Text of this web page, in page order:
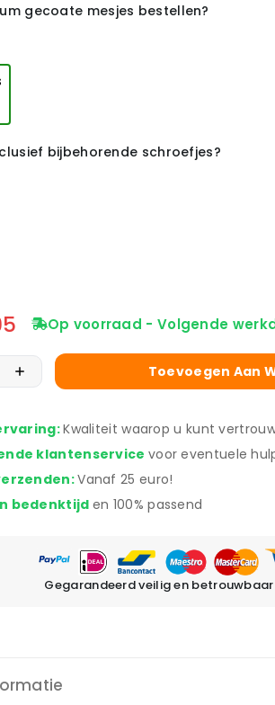
gecoate mesjes bestellen?
bijbehorende schroefjes?
Op voorraad - Volgende
Toevoegen Aan
Kwaliteit waarop u kunt
klantenservice voor eventuele
Vanaf 25 euro!
bedenktijd en 100% passend
Gegarandeerd veilig en